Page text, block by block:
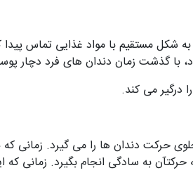
شکل مستقیم با مواد غذایی تماس
با گذشت زمان دندان های فرد دچار
درگیر می کند.
حرکت دندان ها را می گیرد. زمانی
به سادگی انجام بگیرد. زمانی که